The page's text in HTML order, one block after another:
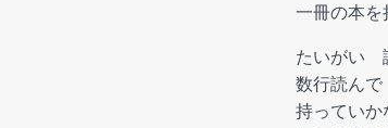
一冊の本を
たいがい
数行読ん
持っていか